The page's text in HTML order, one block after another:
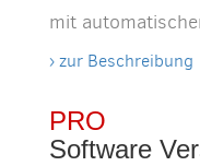
mit
› zur Beschreibung
PRO
Software